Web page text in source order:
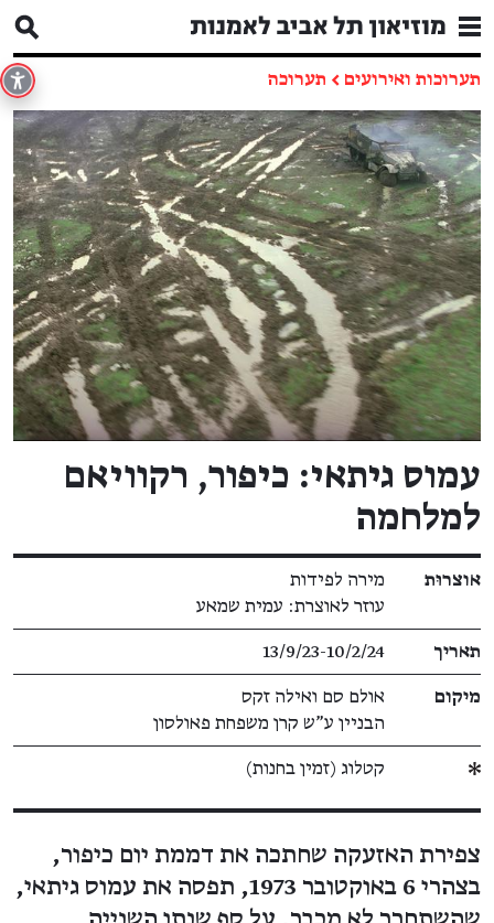
תערוכות ואירועים ← תערוכה
עמוס גיתאי: כיפור, רקוויאם
למלחמה
פרטי תערוכה
אוצרוּת
מירה לפידות
עוזר לאוצרת: עמית שמאע
תאריך 13/9/23​-​10/2/24
מיקום
אולם סם ואילה זקס
הבניין ע"ש קרן משפחת פאולסון
קטלוג (זמין בחנות)
צפירת האזעקה שחתכה את דממת יום כיפור,
בצהרי 6 באוקטובר 1973, תפסה את עמוס גיתאי,